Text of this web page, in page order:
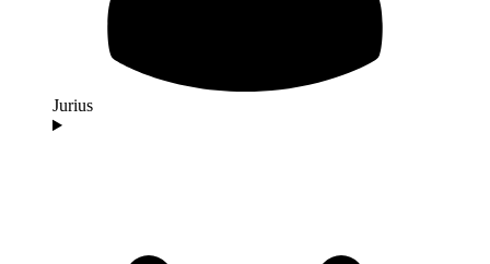
Jurius